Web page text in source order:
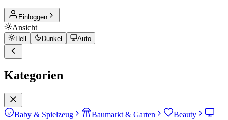
Einloggen
Ansicht
Hell Dunkel Auto
Kategorien
Baby & Spielzeug Baumarkt & Garten
Beauty